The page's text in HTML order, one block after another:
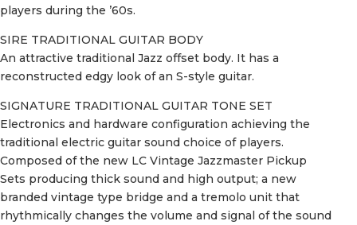
players during the ’60s.
SIRE TRADITIONAL GUITAR BODY
An attractive traditional Jazz offset body. It has a
reconstructed edgy look of an S-style guitar.
SIGNATURE TRADITIONAL GUITAR TONE SET
Electronics and hardware configuration achieving the
traditional electric guitar sound choice of players.
Composed of the new LC Vintage Jazzmaster Pickup
Sets producing thick sound and high output; a new
branded vintage type bridge and a tremolo unit that
rhythmically changes the volume and signal of the sound